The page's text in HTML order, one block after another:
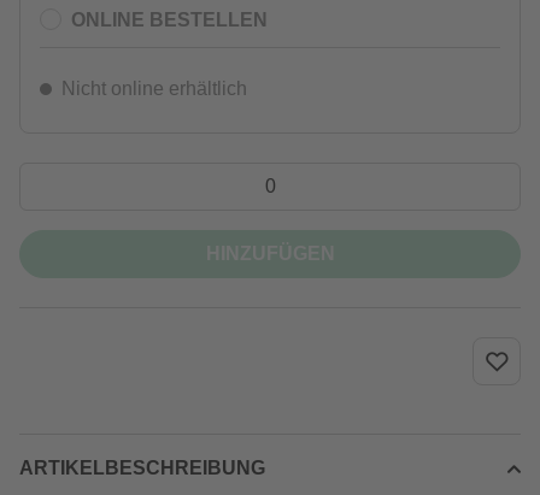
ONLINE BESTELLEN
Nicht online erhältlich
ARTIKELBESCHREIBUNG